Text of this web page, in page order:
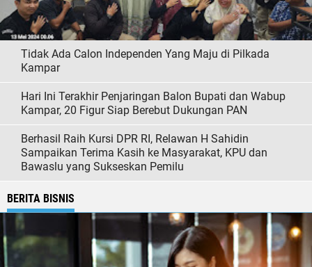
Tidak Ada Calon Independen Yang Maju di Pilkada
Kampar
Hari Ini Terakhir Penjaringan Balon Bupati dan Wabup
Kampar, 20 Figur Siap Berebut Dukungan PAN
Berhasil Raih Kursi DPR RI, Relawan H Sahidin
Sampaikan Terima Kasih ke Masyarakat, KPU dan
Bawaslu yang Sukseskan Pemilu
BERITA BISNIS